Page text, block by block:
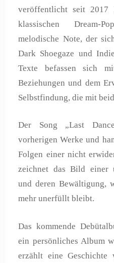
veröffentlicht seit
klassischen Dream-
melodische Note, der
Dark Shoegaze und
Texte befassen sich
Beziehungen und dem
Selbstfindung, die mit
Der Song „Last
vorherigen Werke und
Folgen einer nicht
zeichnet das Bild einer
und deren Bewältigung,
mehr unerfüllt bleibt.
Das kommende
ein persönliches Album
erzählt eine